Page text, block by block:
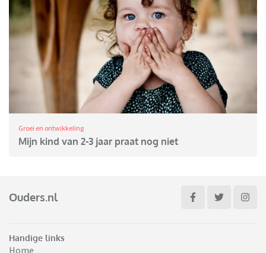
Groei en ontwikkeling
Mijn kind van 2-3 jaar praat nog niet
Ouders.nl
Handige links
Home